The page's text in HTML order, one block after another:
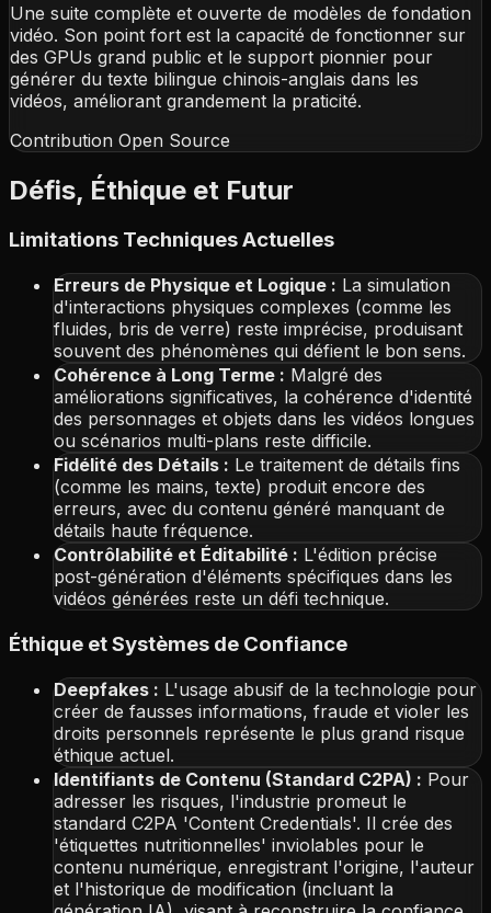
Une suite complète et ouverte de modèles de fondation
vidéo. Son point fort est la capacité de fonctionner sur
des GPUs grand public et le support pionnier pour
générer du texte bilingue chinois-anglais dans les
vidéos, améliorant grandement la praticité.
Contribution Open Source
Défis, Éthique et Futur
Limitations Techniques Actuelles
Erreurs de Physique et Logique : La simulation
d'interactions physiques complexes (comme les
fluides, bris de verre) reste imprécise, produisant
souvent des phénomènes qui défient le bon sens.
Cohérence à Long Terme : Malgré des
améliorations significatives, la cohérence d'identité
des personnages et objets dans les vidéos longues
ou scénarios multi-plans reste difficile.
Fidélité des Détails : Le traitement de détails fins
(comme les mains, texte) produit encore des
erreurs, avec du contenu généré manquant de
détails haute fréquence.
Contrôlabilité et Éditabilité : L'édition précise
post-génération d'éléments spécifiques dans les
vidéos générées reste un défi technique.
Éthique et Systèmes de Confiance
Deepfakes : L'usage abusif de la technologie pour
créer de fausses informations, fraude et violer les
droits personnels représente le plus grand risque
éthique actuel.
Identifiants de Contenu (Standard C2PA) : Pour
adresser les risques, l'industrie promeut le
standard C2PA 'Content Credentials'. Il crée des
'étiquettes nutritionnelles' inviolables pour le
contenu numérique, enregistrant l'origine, l'auteur
et l'historique de modification (incluant la